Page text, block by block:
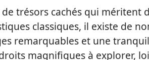
trésors cachés qui méritent
classiques, il existe de
remarquables et une
magnifiques à explorer,